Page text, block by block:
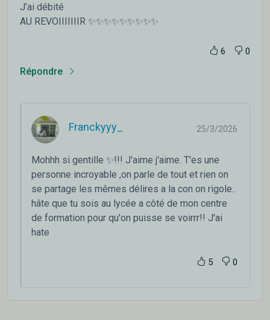
J’ai débité
AU REVOIIIIIIIR ✨✨✨✨✨✨✨✨✨
6 0
Répondre
Franckyyy_ 25/3/2026
Mohhh si gentille ✨!!! J'aime j'aime. T'es une
personne incroyable ,on parle de tout et rien on
se partage les mêmes délires a la con on rigole..
hâte que tu sois au lycée a côté de mon centre
de formation pour qu'on puisse se voirrr!! J'ai
hate
5 0